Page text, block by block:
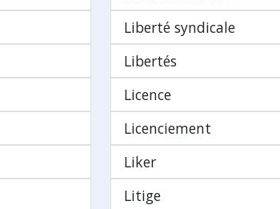
Liberté syndicale
Libertés
Licence
Licenciement
Liker
Litige